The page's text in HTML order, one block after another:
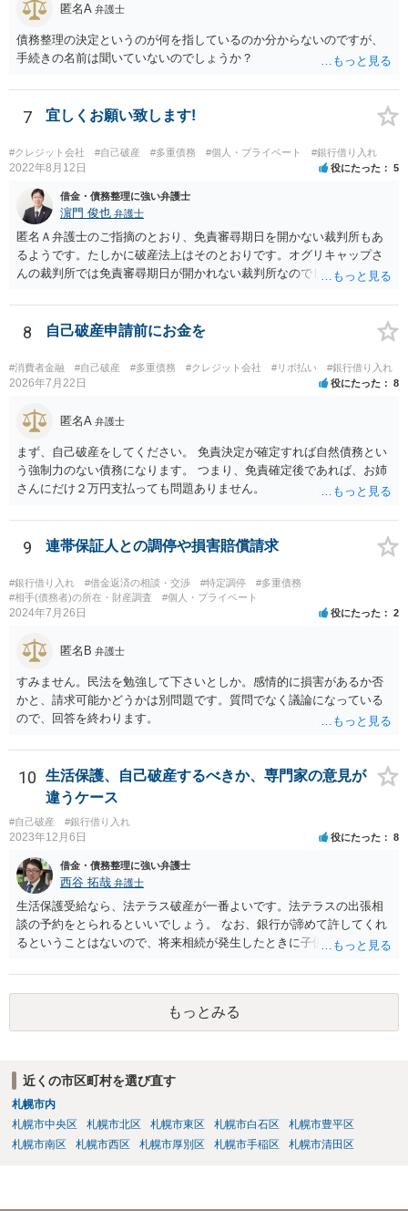
匿名A 弁護士
債務整理の決定というのが何を指しているのか分からないのですが、
手続きの名前は聞いていないのでしょうか？
7 宜しくお願い致します!
#クレジット会社 #自己破産 #多重債務 #個人・プライベート #銀行借り入れ
2022年8月12日 役にたった 5
借金・債務整理に強い弁護士
濵門 俊也 弁護士
匿名Ａ弁護士のご指摘のとおり、免責審尋期日を開かない裁判所もあ
るようです。たしかに破産法上はそのとおりです。オグリキャップさ
んの裁判所では免責審尋期日が開かれない裁判所なのでしょう。東京
8 自己破産申請前にお金を
#消費者金融 #自己破産 #多重債務 #クレジット会社 #リボ払い #銀行借り入れ
2026年7月22日 役にたった 8
匿名A 弁護士
まず、自己破産をしてください。 免責決定が確定すれば自然債務とい
う強制力のない債務になります。 つまり、免責確定後であれば、お姉
さんにだけ２万円支払っても問題ありません。
9 連帯保証人との調停や損害賠償請求
#銀行借り入れ #借金返済の相談・交渉 #特定調停
#多重債務
#相手(債務者)の所在・財産調査
#個人・プライベート
2024年7月26日 役にたった 2
匿名B 弁護士
すみません。民法を勉強して下さいとしか。感情的に損害があるか否
かと、請求可能かどうかは別問題です。質問でなく議論になっている
ので、回答を終わります。
10
生活保護、自己破産するべきか、専門家の意見が
違うケース
#自己破産 #銀行借り入れ
2023年12月6日 役にたった 8
借金・債務整理に強い弁護士
西谷 拓哉 弁護士
生活保護受給なら、法テラス破産が一番よいです。法テラスの出張相
談の予約をとられるといいでしょう。 なお、銀行が諦めて許してくれ
るということはないので、将来相続が発生したときに子供が負債を相
段をとることもありますが、今の世代のうちに借金は処理することが
望ましいです。
もっとみる
近くの市区町村を選び直す
札幌市内
札幌市中央区
札幌市北区 札幌市東区 札幌市白石区
札幌市豊平区
札幌市南区
札幌市西区 札幌市厚別区 札幌市手稲区 札幌市清田区